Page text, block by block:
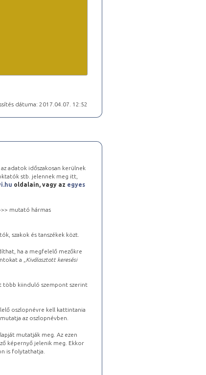
dátuma: 2017.04.07. 12:52
adatok időszakosan kerülnek
stb. jelennek meg itt,
oldalain, vagy az egyes
mutató hármas
szakok és tanszékek közt.
ha a megfelelő mezőkre
a „ Kiválasztott keresési
több kiinduló szempont szerint
oszlopnévre kell kattintania
az oszlopnévben.
mutatják meg. Az ezen
képernyő jelenik meg. Ekkor
is folytathatja.